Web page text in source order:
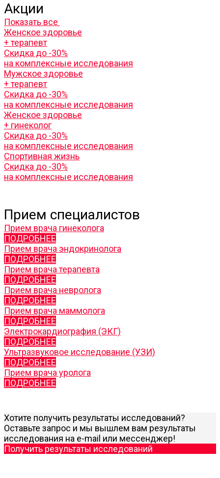
Акции
Показать все
Женское здоровье
+ терапевт
Скидка до -30%
на комплексные исследования
Мужское здоровье
+ терапевт
Скидка до -30%
на комплексные исследования
Женское здоровье
+ гинеколог
Скидка до -30%
на комплексные исследования
Спортивная жизнь
Скидка до -30%
на комплексные исследования
Прием специалистов
Прием врача гинеколога
ПОДРОБНЕЕ
Прием врача эндокринолога
ПОДРОБНЕЕ
Прием врача терапевта
ПОДРОБНЕЕ
Прием врача невролога
ПОДРОБНЕЕ
Прием врача маммолога
ПОДРОБНЕЕ
Электрокардиография (ЭКГ)
ПОДРОБНЕЕ
Ультразвуковое исследование (УЗИ)
ПОДРОБНЕЕ
Прием врача уролога
ПОДРОБНЕЕ
Хотите получить результаты исследований?
Оставьте запрос и мы вышлем вам результаты
исследования на e-mail или мессенджер!
Получить результаты исследований